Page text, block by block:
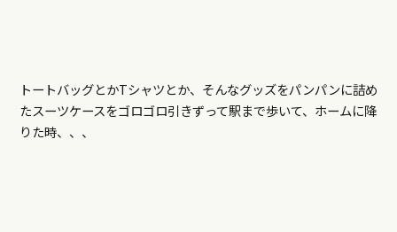
トートバッグとかTシャツとか、そんなグッズをパンパンに詰め
たスーツケースをゴロゴロ引きずって駅まで歩いて、ホームに降
りた時、、、